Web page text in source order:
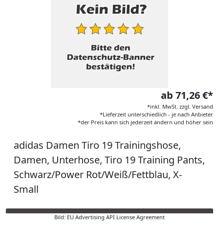
ab 71,26 €*
*inkl. MwSt. zzgl. Versand
*Lieferzeit unterschiedlich - je nach Anbieter
*der Preis kann sich jederzeit ändern und höher sein
adidas Damen Tiro 19 Trainingshose,
Damen, Unterhose, Tiro 19 Training Pants,
Schwarz/Power Rot/Weiß/Fettblau, X-
Small
Bild: EU Advertising API License Agreement